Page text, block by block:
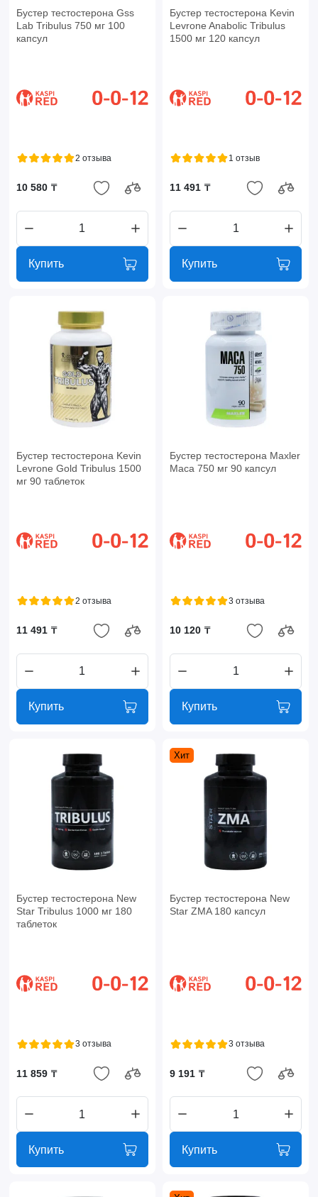
Бустер тестостерона Gss
Lab Tribulus 750 мг 100
капсул
2 отзыва
10 580 ₸
Купить
Бустер тестостерона Kevin
Levrone Anabolic Tribulus
1500 мг 120 капсул
1 отзыв
11 491 ₸
Купить
Бустер тестостерона Kevin
Levrone Gold Tribulus 1500
мг 90 таблеток
2 отзыва
11 491 ₸
Купить
Бустер тестостерона Maxler
Maca 750 мг 90 капсул
3 отзыва
10 120 ₸
Купить
Бустер тестостерона New
Star Tribulus 1000 мг 180
таблеток
3 отзыва
11 859 ₸
Купить
Хит
Бустер тестостерона New
Star ZMA 180 капсул
3 отзыва
9 191 ₸
Купить